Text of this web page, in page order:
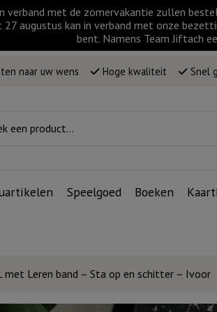
verband met de zomervakantie zullen
augustus kan in verband met onze
bent. Namens Team Jiftach
naar uw wens Hoge kwaliteit Snel
Speelgoed Boeken
met Leren band – Sta op en schitter – Ivoor